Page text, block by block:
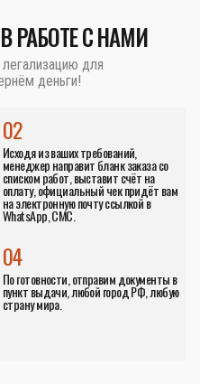
РАБОТЕ С НАМИ
для
деньги!
02
Исходя из ваших требований,
менеджер направит бланк заказа со
списком работ, выставит счёт на
оплату, официальный чек придёт вам
на электронную почту ссылкой в
WhatsApp, СМС.
04
По готовности, отправим документы в
пункт выдачи, любой город РФ, любую
страну мира.